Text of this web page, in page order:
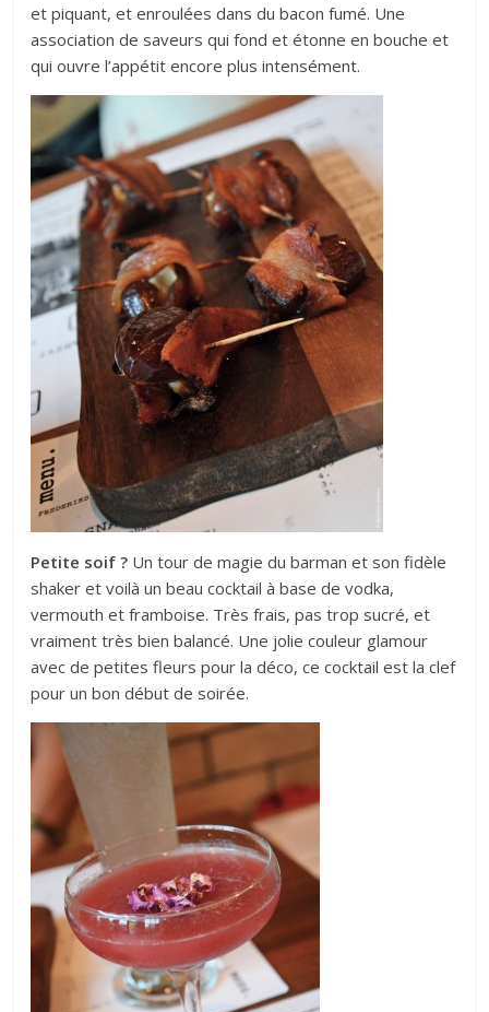
et piquant, et enroulées dans du bacon fumé. Une
association de saveurs qui fond et étonne en bouche et
qui ouvre l’appétit encore plus intensément.
Petite soif ? Un tour de magie du barman et son fidèle
shaker et voilà un beau cocktail à base de vodka,
vermouth et framboise. Très frais, pas trop sucré, et
vraiment très bien balancé. Une jolie couleur glamour
avec de petites fleurs pour la déco, ce cocktail est la clef
pour un bon début de soirée.